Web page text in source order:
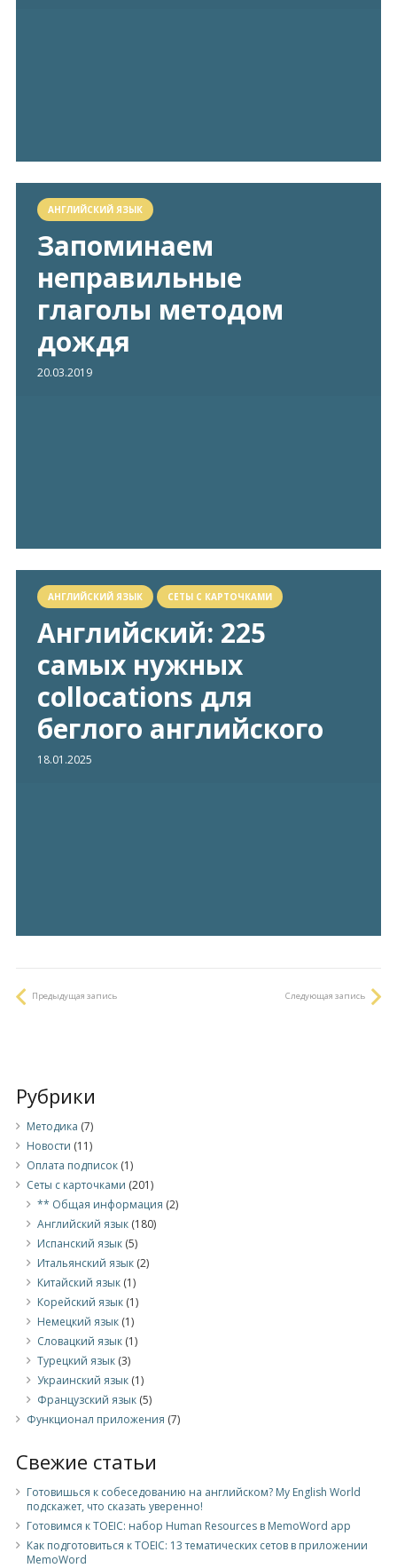
АНГЛИЙСКИЙ ЯЗЫК
Запоминаем
неправильные
глаголы методом
дождя
20.03.2019
АНГЛИЙСКИЙ ЯЗЫК СЕТЫ С КАРТОЧКАМИ
Английский: 225
самых нужных
collocations для
беглого английского
18.01.2025
Предыдущая запись Следующая запись
Рубрики
Методика (7)
Новости (11)
Оплата подписок (1)
Сеты с карточками (201)
** Общая информация (2)
Английский язык (180)
Испанский язык (5)
Итальянский язык (2)
Китайский язык (1)
Корейский язык (1)
Немецкий язык (1)
Словацкий язык (1)
Турецкий язык (3)
Украинский язык (1)
Французский язык (5)
Функционал приложения (7)
Свежие статьи
Готовишься к собеседованию на английском? My English World
подскажет, что сказать уверенно!
Готовимся к TOEIC: набор Human Resources в MemoWord app
Как подготовиться к TOEIC: 13 тематических сетов в приложении
MemoWord